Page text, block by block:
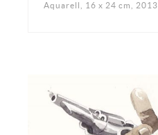
Aquarell, 16 x 24 cm, 2013